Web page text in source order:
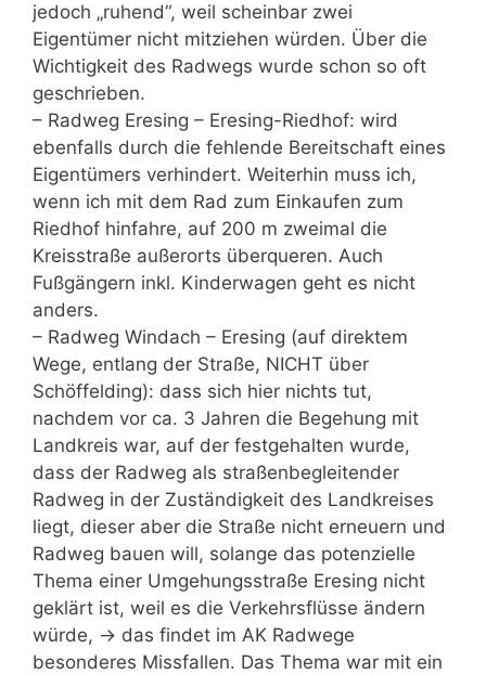
jedoch „ruhend“, weil scheinbar zwei
Eigentümer nicht mitziehen würden. Über die
Wichtigkeit des Radwegs wurde schon so oft
geschrieben.
– Radweg Eresing – Eresing-Riedhof: wird
ebenfalls durch die fehlende Bereitschaft eines
Eigentümers verhindert. Weiterhin muss ich,
wenn ich mit dem Rad zum Einkaufen zum
Riedhof hinfahre, auf 200 m zweimal die
Kreisstraße außerorts überqueren. Auch
Fußgängern inkl. Kinderwagen geht es nicht
anders.
– Radweg Windach – Eresing (auf direktem
Wege, entlang der Straße, NICHT über
Schöffelding): dass sich hier nichts tut,
nachdem vor ca. 3 Jahren die Begehung mit
Landkreis war, auf der festgehalten wurde,
dass der Radweg als straßenbegleitender
Radweg in der Zuständigkeit des Landkreises
liegt, dieser aber die Straße nicht erneuern und
Radweg bauen will, solange das potenzielle
Thema einer Umgehungsstraße Eresing nicht
geklärt ist, weil es die Verkehrsflüsse ändern
würde, -> das findet im AK Radwege
besonderes Missfallen. Das Thema war mit ein